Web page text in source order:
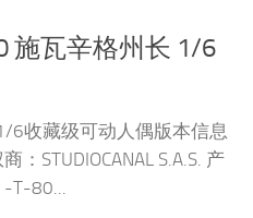
施瓦辛格州长 1/6
6收藏级可动人偶版本信息
：STUDIOCANAL S.A.S. 产
-T-80...